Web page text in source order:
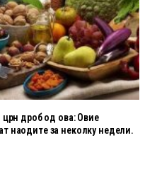
црн дроб од ова: Овие
наодите за неколку недели.